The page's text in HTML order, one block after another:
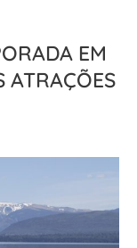
EM
ATRAÇÕES